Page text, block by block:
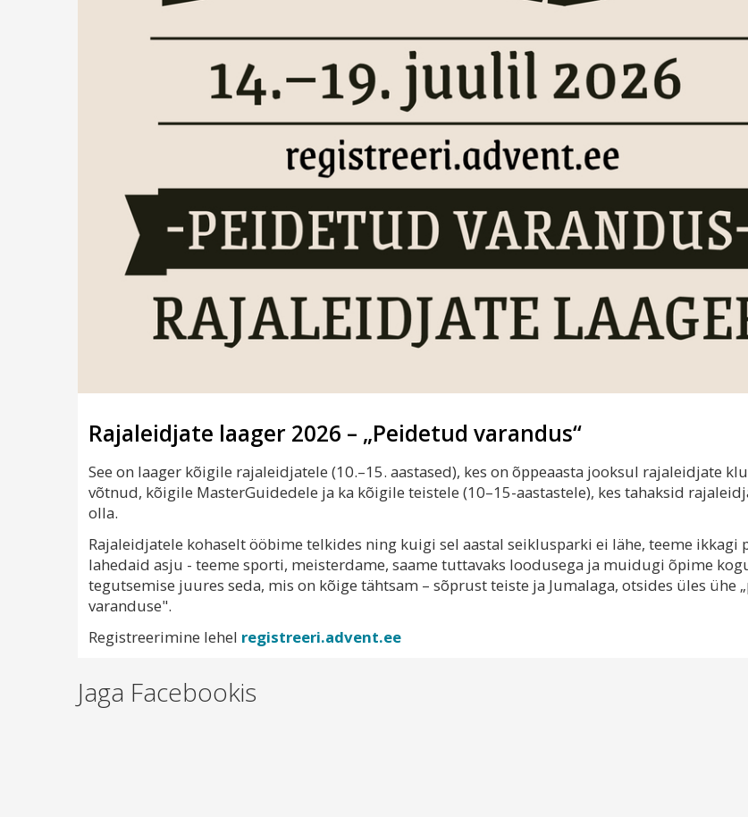
Rajaleidjate laager 2026 – „Peidetud varandus“
See on laager kõigile rajaleidjatele (10.–15. aastased), kes on õppeaasta jooksul rajaleidjate
võtnud, kõigile MasterGuidedele ja ka kõigile teistele (10–15-aastastele), kes tahaksid
olla.
Rajaleidjatele kohaselt ööbime telkides ning kuigi sel aastal seiklusparki ei lähe, teeme ikkagi
lahedaid asju - teeme sporti, meisterdame, saame tuttavaks loodusega ja muidugi õpime
tegutsemise juures seda, mis on kõige tähtsam – sõprust teiste ja Jumalaga, otsides üles ühe
varanduse".
Registreerimine lehel registreeri.advent.ee
Jaga Facebookis